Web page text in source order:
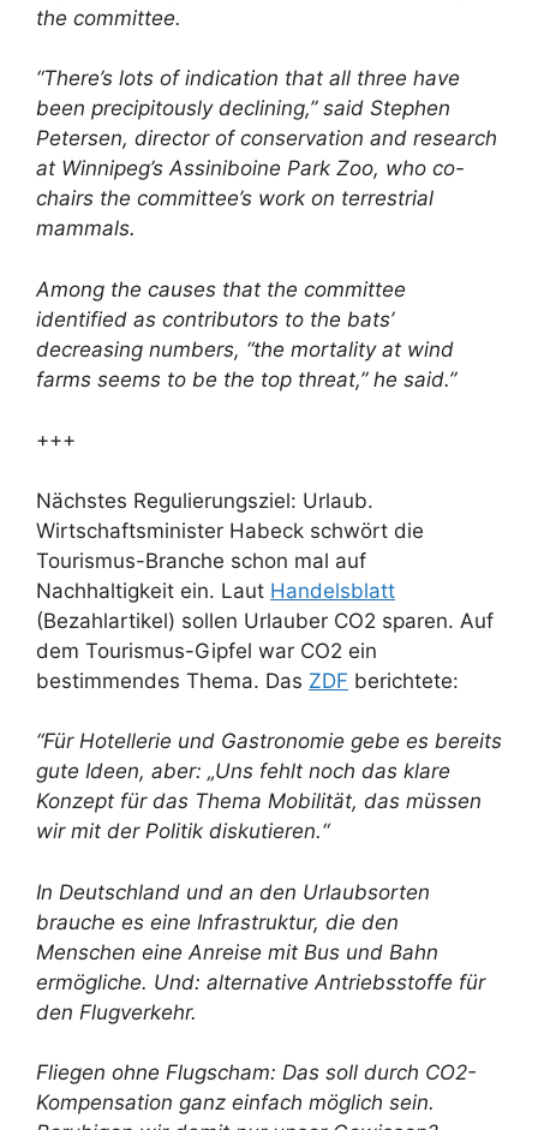
the committee.
“There’s lots of indication that all three have
been precipitously declining,” said Stephen
Petersen, director of conservation and research
at Winnipeg’s Assiniboine Park Zoo, who co-
chairs the committee’s work on terrestrial
mammals.
Among the causes that the committee
identified as contributors to the bats’
decreasing numbers, “the mortality at wind
farms seems to be the top threat,” he said.”
+++
Nächstes Regulierungsziel: Urlaub.
Wirtschaftsminister Habeck schwört die
Tourismus-Branche schon mal auf
Nachhaltigkeit ein. Laut Handelsblatt
(Bezahlartikel) sollen Urlauber CO2 sparen. Auf
dem Tourismus-Gipfel war CO2 ein
bestimmendes Thema. Das ZDF berichtete:
“Für Hotellerie und Gastronomie gebe es bereits
gute Ideen, aber: „Uns fehlt noch das klare
Konzept für das Thema Mobilität, das müssen
wir mit der Politik diskutieren.“
In Deutschland und an den Urlaubsorten
brauche es eine Infrastruktur, die den
Menschen eine Anreise mit Bus und Bahn
ermögliche. Und: alternative Antriebsstoffe für
den Flugverkehr.
Fliegen ohne Flugscham: Das soll durch CO2-
Kompensation ganz einfach möglich sein.